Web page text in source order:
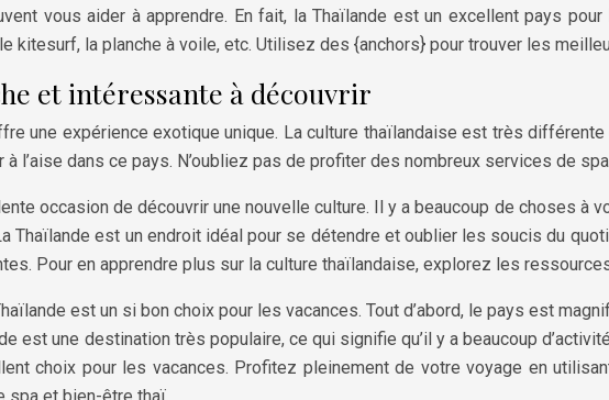
vous aider à apprendre. En fait, la Thaïlande est un excellent pays
kitesurf, la planche à voile, etc. Utilisez des {anchors} pour trouver les
et intéressante à découvrir
une expérience exotique unique. La culture thaïlandaise est très
l’aise dans ce pays. N’oubliez pas de profiter des nombreux services de
occasion de découvrir une nouvelle culture. Il y a beaucoup de choses à
Thaïlande est un endroit idéal pour se détendre et oublier les soucis du
Pour en apprendre plus sur la culture thaïlandaise, explorez les
est un si bon choix pour les vacances. Tout d’abord, le pays est
est une destination très populaire, ce qui signifie qu’il y a beaucoup
choix pour les vacances. Profitez pleinement de votre voyage en